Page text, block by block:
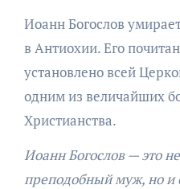
Иоанн Богослов
в Антиохии. Его
установлено всей
одним из величайших
Христианства.
Иоанн Богослов — это
преподобный муж, но и